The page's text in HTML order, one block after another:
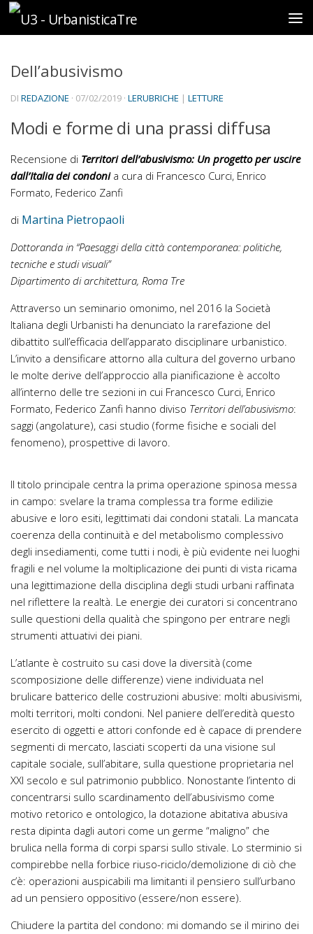
Sotto il contenuto
Dell’abusivismo
DI REDAZIONE · 07/02/2019 · LERUBRICHE | LETTURE
Modi e forme di una prassi diffusa
Recensione di Territori dell’abusivismo: Un progetto per uscire
dall’Italia dei condoni a cura di Francesco Curci, Enrico
Formato, Federico Zanfi
di Martina Pietropaoli
Dottoranda in “Paesaggi della città contemporanea: politiche,
tecniche e studi visuali”
Dipartimento di architettura, Roma Tre
Attraverso un seminario omonimo, nel 2016 la Società
Italiana degli Urbanisti ha denunciato la rarefazione del
dibattito sull’efficacia dell’apparato disciplinare urbanistico.
L’invito a densificare attorno alla cultura del governo urbano
le molte derive dell’approccio alla pianificazione è accolto
all’interno delle tre sezioni in cui Francesco Curci, Enrico
Formato, Federico Zanfi hanno diviso Territori dell’abusivismo:
saggi (angolature), casi studio (forme fisiche e sociali del
fenomeno), prospettive di lavoro.
Il titolo principale centra la prima operazione spinosa messa
in campo: svelare la trama complessa tra forme edilizie
abusive e loro esiti, legittimati dai condoni statali. La mancata
coerenza della continuità e del metabolismo complessivo
degli insediamenti, come tutti i nodi, è più evidente nei luoghi
fragili e nel volume la moltiplicazione dei punti di vista ricama
una legittimazione della disciplina degli studi urbani raffinata
nel riflettere la realtà. Le energie dei curatori si concentrano
sulle questioni della qualità che spingono per entrare negli
strumenti attuativi dei piani.
L’atlante è costruito su casi dove la diversità (come
scomposizione delle differenze) viene individuata nel
brulicare batterico delle costruzioni abusive: molti abusivismi,
molti territori, molti condoni. Nel paniere dell’eredità questo
esercito di oggetti e attori confonde ed è capace di prendere
segmenti di mercato, lasciati scoperti da una visione sul
capitale sociale, sull’abitare, sulla questione proprietaria nel
XXI secolo e sul patrimonio pubblico. Nonostante l’intento di
concentrarsi sullo scardinamento dell’abusivismo come
motivo retorico e ontologico, la dotazione abitativa abusiva
resta dipinta dagli autori come un germe “maligno” che
brulica nella forma di corpi sparsi sullo stivale. Lo sterminio si
compirebbe nella forbice riuso-riciclo/demolizione di ciò che
c’è: operazioni auspicabili ma limitanti il pensiero sull’urbano
ad un pensiero oppositivo (essere/non essere).
Chiudere la partita del condono: mi domando se il mirino dei